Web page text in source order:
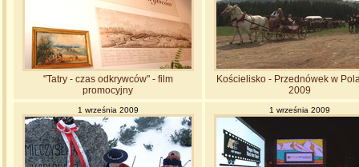
"Tatry - czas odkrywców" - film
promocyjny
Kościelisko - Przednówek w
2009
1 września 2009 1 września 2009